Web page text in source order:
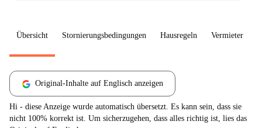
Übersicht Stornierungsbedingungen Hausregeln Vermieter
Original-Inhalte auf Englisch anzeigen
Hi - diese Anzeige wurde automatisch übersetzt. Es kann sein, dass sie
nicht 100% korrekt ist. Um sicherzugehen, dass alles richtig ist, lies das